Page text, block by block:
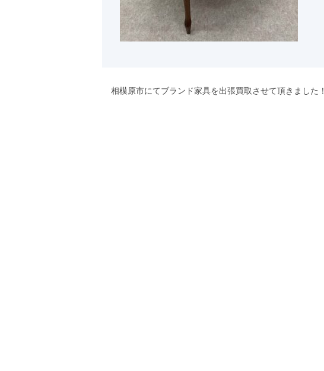
相模原市にてブランド家具を出張買取させて頂きました！